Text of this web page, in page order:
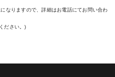
なりますので、詳細はお電話にてお問い合わ
ださい。)